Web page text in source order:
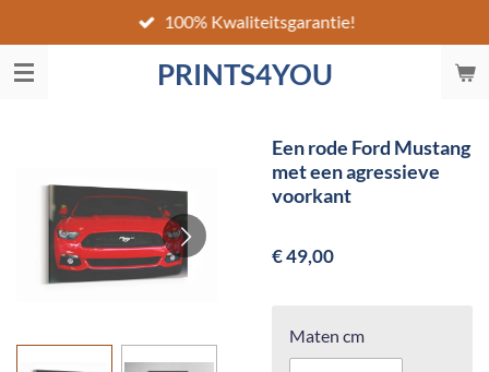
direct
naar
PRINTS4YOU
100% Kwaliteitsgarantie!
Een rode Ford Mustang
met een agressieve
voorkant
€ 49,00
Maten cm